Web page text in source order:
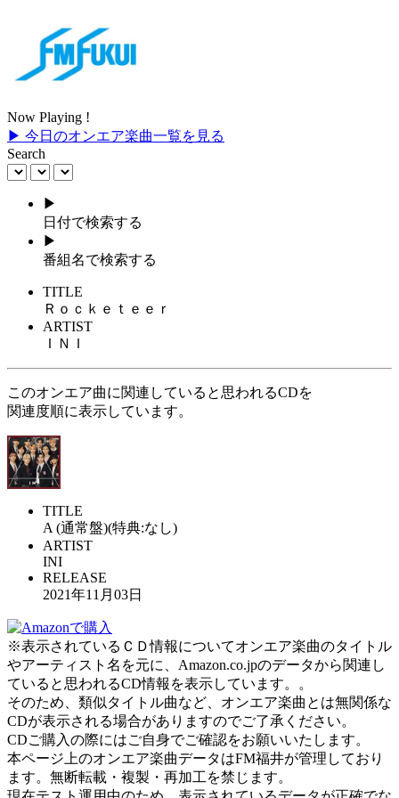
Now Playing !
▶ 今日のオンエア楽曲一覧を見る
Search
▶
日付で検索する
▶
番組名で検索する
TITLE
Ｒｏｃｋｅｔｅｅｒ
ARTIST
ＩＮＩ
このオンエア曲に関連していると思われるCDを
関連度順に表示しています。
TITLE
A (通常盤)(特典:なし)
ARTIST
INI
RELEASE
2021年11月03日
※表示されているＣＤ情報についてオンエア楽曲のタイトル
やアーティスト名を元に、Amazon.co.jpのデータから関連し
ていると思われるCD情報を表示しています。。
そのため、類似タイトル曲など、オンエア楽曲とは無関係な
CDが表示される場合がありますのでご了承ください。
CDご購入の際にはご自身でご確認をお願いいたします。
本ページ上のオンエア楽曲データはFM福井が管理しており
ます。無断転載・複製・再加工を禁じます。